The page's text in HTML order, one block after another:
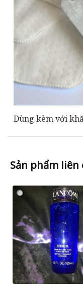
Dùng kèm với
Sản phẩm liên